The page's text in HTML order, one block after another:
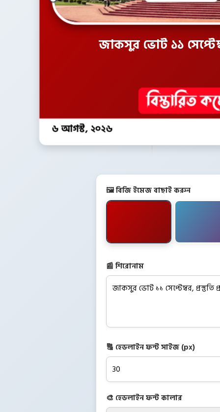
জাকসুর ভোট ১১
৬ আগস্ট, ২০২৬
🖼️ বিজি ইমেজ বাছাই করুন
📰 শিরোনাম
🔠 হেডলাইন ফন্ট সাইজ (px)
🎨 হেডলাইন ফন্ট কালার